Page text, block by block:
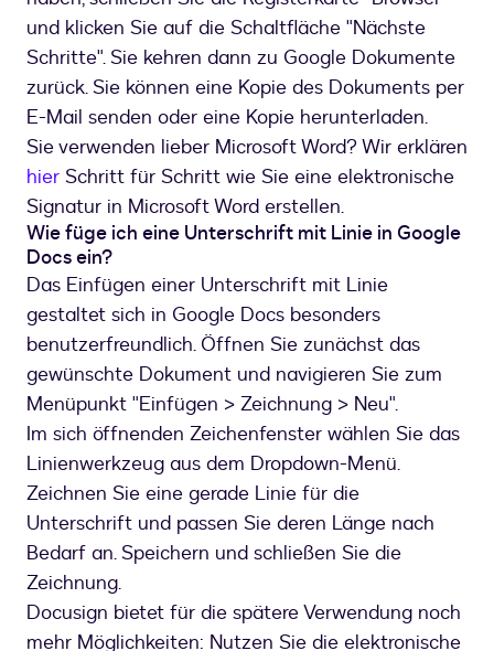
und klicken Sie auf die Schaltfläche "Nächste
Schritte". Sie kehren dann zu Google Dokumente
zurück. Sie können eine Kopie des Dokuments per
E-Mail senden oder eine Kopie herunterladen.
Sie verwenden lieber Microsoft Word? Wir erklären
hier Schritt für Schritt wie Sie eine elektronische
Signatur in Microsoft Word erstellen.
Wie füge ich eine Unterschrift mit Linie in Google
Docs ein?
Das Einfügen einer Unterschrift mit Linie
gestaltet sich in Google Docs besonders
benutzerfreundlich. Öffnen Sie zunächst das
gewünschte Dokument und navigieren Sie zum
Menüpunkt "Einfügen > Zeichnung > Neu".
Im sich öffnenden Zeichenfenster wählen Sie das
Linienwerkzeug aus dem Dropdown-Menü.
Zeichnen Sie eine gerade Linie für die
Unterschrift und passen Sie deren Länge nach
Bedarf an. Speichern und schließen Sie die
Zeichnung.
Docusign bietet für die spätere Verwendung noch
mehr Möglichkeiten: Nutzen Sie die elektronische